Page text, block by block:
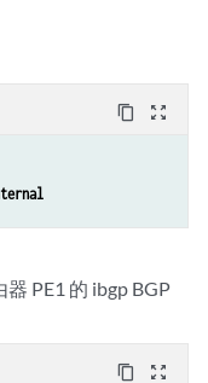
content_copy zoom_out_map
PE1 的 ibgp BGP
content_copy zoom_out_map